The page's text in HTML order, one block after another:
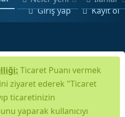
Giriş yap Kayıt ol
Ticaret Puanı vermek
ziyaret ederek "Ticaret
ticaretinizin
yaparak kullanıcıyı